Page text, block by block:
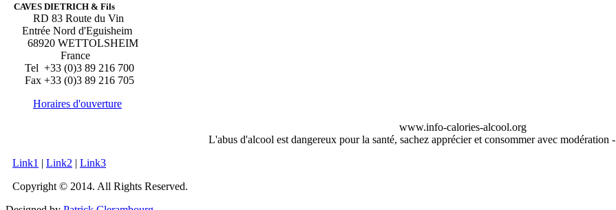
CAVES DIETRICH & Fils
RD 83 Route du Vin
Entrée Nord d'Eguisheim
68920 WETTOLSHEIM
France
Tel +33 (0)3 89 216 700
Fax +33 (0)3 89 216 705
Horaires d'ouverture
www.info-calories-alcool.org
L'abus d'alcool est dangereux pour la santé, sachez apprécier et consommer avec modération -
Link1 | Link2 | Link3
Copyright © 2014. All Rights Reserved.